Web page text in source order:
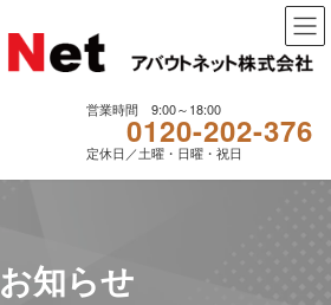
営業時間 9:00～18:00
0120-202-376
定休日／土曜・日曜・祝日
お知らせ